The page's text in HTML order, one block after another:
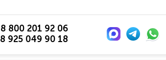
8 800 201 92 06
8 925 049 90 18